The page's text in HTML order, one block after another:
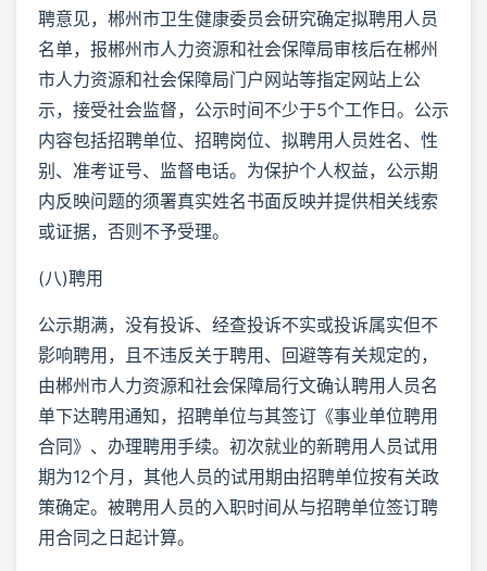
聘意见，郴州市卫生健康委员会研究确定拟聘用人员
名单，报郴州市人力资源和社会保障局审核后在郴州
市人力资源和社会保障局门户网站等指定网站上公
示，接受社会监督，公示时间不少于5个工作日。公示
内容包括招聘单位、招聘岗位、拟聘用人员姓名、性
别、准考证号、监督电话。为保护个人权益，公示期
内反映问题的须署真实姓名书面反映并提供相关线索
或证据，否则不予受理。
(八)聘用
公示期满，没有投诉、经查投诉不实或投诉属实但不
影响聘用，且不违反关于聘用、回避等有关规定的，
由郴州市人力资源和社会保障局行文确认聘用人员名
单下达聘用通知，招聘单位与其签订《事业单位聘用
合同》、办理聘用手续。初次就业的新聘用人员试用
期为12个月，其他人员的试用期由招聘单位按有关政
策确定。被聘用人员的入职时间从与招聘单位签订聘
用合同之日起计算。